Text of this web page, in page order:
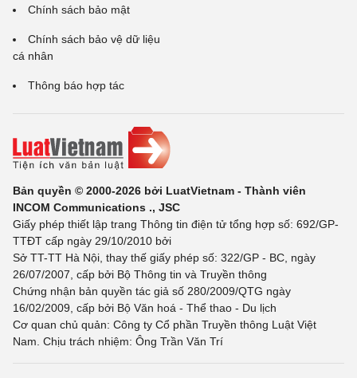
Chính sách bảo mật
Chính sách bảo vệ dữ liệu
cá nhân
Thông báo hợp tác
Bản quyền © 2000-2026 bởi LuatVietnam - Thành viên
INCOM Communications ., JSC
Giấy phép thiết lập trang Thông tin điện tử tổng hợp số: 692/GP-
TTĐT cấp ngày 29/10/2010 bởi
Sở TT-TT Hà Nội, thay thế giấy phép số: 322/GP - BC, ngày
26/07/2007, cấp bởi Bộ Thông tin và Truyền thông
Chứng nhận bản quyền tác giả số 280/2009/QTG ngày
16/02/2009, cấp bởi Bộ Văn hoá - Thể thao - Du lịch
Cơ quan chủ quản: Công ty Cổ phần Truyền thông Luật Việt
Nam. Chịu trách nhiệm: Ông Trần Văn Trí